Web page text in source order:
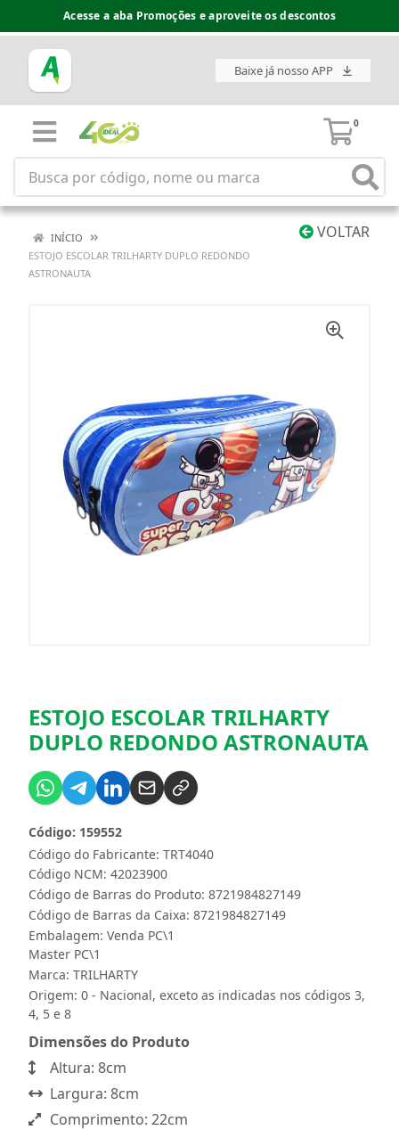
Acesse a aba Promoções e aproveite os descontos
Baixe já nosso APP
0
VOLTAR
INÍCIO
ESTOJO ESCOLAR TRILHARTY DUPLO REDONDO
ASTRONAUTA
ESTOJO ESCOLAR TRILHARTY
DUPLO REDONDO ASTRONAUTA
Código do Fabricante: TRT4040
Código: 159552
Código NCM: 42023900
Código de Barras do Produto: 8721984827149
Código de Barras da Caixa: 8721984827149
Embalagem: Venda PC\1
Master PC\1
Marca: TRILHARTY
Origem: 0 - Nacional, exceto as indicadas nos códigos 3,
4, 5 e 8
Dimensões do Produto
Altura: 8cm
Largura: 8cm
Comprimento: 22cm